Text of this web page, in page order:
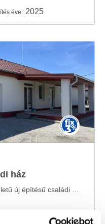
éve: 2025
ház